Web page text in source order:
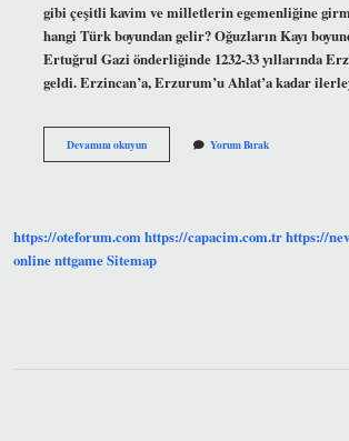
gibi çeşitli kavim ve milletlerin egemenliğine
hangi Türk boyundan gelir? Oğuzların Kayı
Ertuğrul Gazi önderliğinde 1232-33 yıllarında
geldi. Erzincan’a, Erzurum’u Ahlat’a kadar
Devamını okuyunErzurum
Hangi
Yorum Bırak
https://oteforum.comhttps://capacim.com.trhttps://
onlinenttgameSitemap